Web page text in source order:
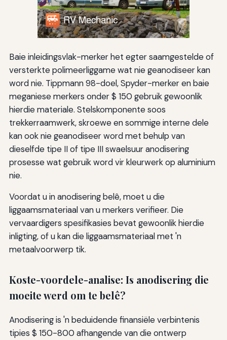
Baie inleidingsvlak-merker het egter saamgestelde of
versterkte polimeerliggame wat nie geanodiseer kan
word nie. Tippmann 98-doel, Spyder-merker en baie
meganiese merkers onder $ 150 gebruik gewoonlik
hierdie materiale. Stelskomponente soos
trekkerraamwerk, skroewe en sommige interne dele
kan ook nie geanodiseer word met behulp van
dieselfde tipe II of tipe III swaelsuur anodisering
prosesse wat gebruik word vir kleurwerk op aluminium
nie.
Voordat u in anodisering belê, moet u die
liggaamsmateriaal van u merkers verifieer. Die
vervaardigers spesifikasies bevat gewoonlik hierdie
inligting, of u kan die liggaamsmateriaal met 'n
metaalvoorwerp tik.
Koste-voordele-analise: Is anodisering die
moeite werd om te belê?
Anodisering is 'n beduidende finansiële verbintenis
tipies $ 150-800 afhangende van die ontwerp